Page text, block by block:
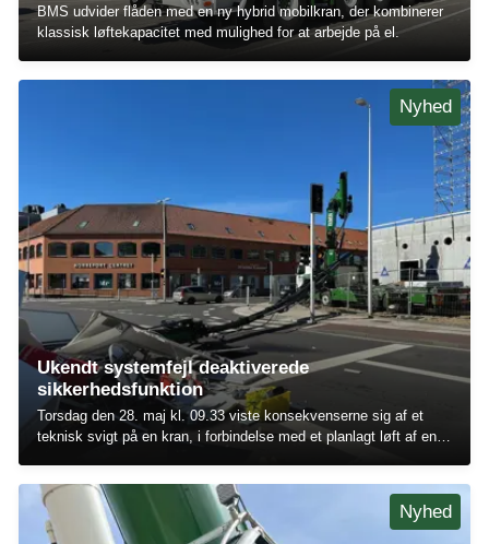
BMS udvider flåden med en ny hybrid mobilkran, der kombinerer
klassisk løftekapacitet med mulighed for at arbejde på el.
Nyhed
Ukendt systemfejl deaktiverede
sikkerhedsfunktion
Torsdag den 28. maj kl. 09.33 viste konsekvenserne sig af et
teknisk svigt på en kran, i forbindelse med et planlagt løft af en
over kørebanen. Heldigvis kom ingen personer til skade, og
hændelsen resulterede udelukkende i materielle skader.
Nyhed